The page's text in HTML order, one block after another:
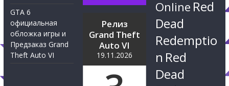
GTA 6
официальная
обложка игры и
Предзаказ Grand
Theft Auto VI
Релиз
Grand Theft
Auto VI
19.11.2026
Online Red
Dead
Redemptio
n Red
Dead